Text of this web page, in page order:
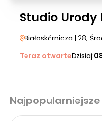
Studio Urody
Białoskórnicza | 28,
Teraz otwarteDzisiaj:
Najpopularniejsze